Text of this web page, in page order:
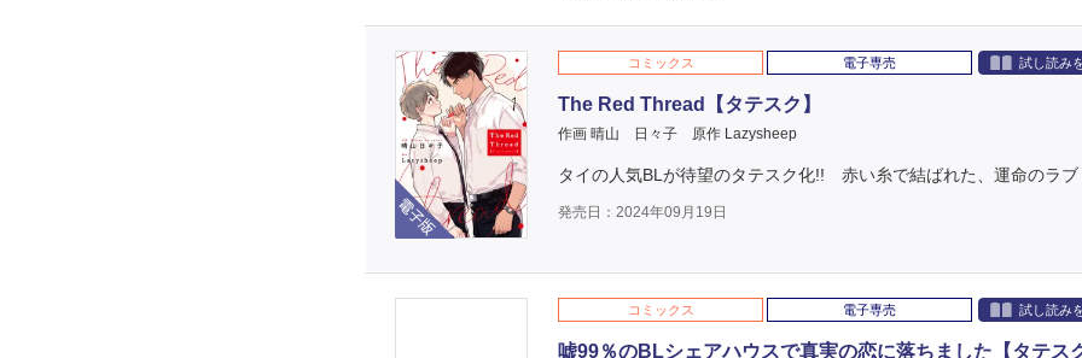
電子版
コミックス 電子専売 試し読み
The Red Thread【タテスク】
作画 晴山 日々子 原作 Lazysheep
タイの人気BLが待望のタテスク化!! 赤い糸で結ばれた、運命のラ
発売日：2024年09月19日
コミックス 電子専売 試し読み
嘘99％のBLシェアハウスで真実の恋に落ちました【タテス